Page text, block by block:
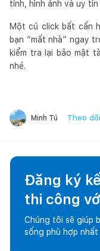
tính, hình ảnh và uy tín
Một cú click bất cẩn
bạn “mất nhà” ngay
kiểm tra lại bảo mật
nhé.
Minh Tú Theo dõi
Đăng ký
thi công
Chúng tôi sẽ giúp
sống phù hợp